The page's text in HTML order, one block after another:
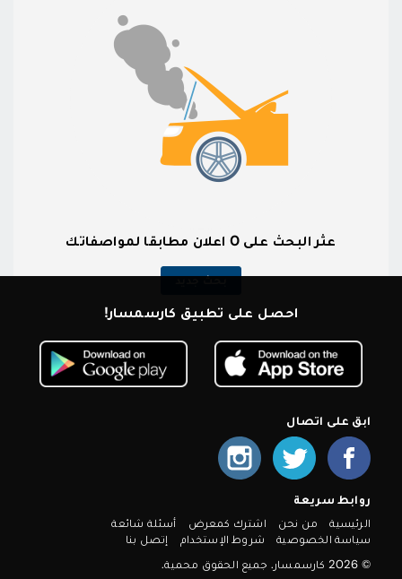
عثر البحث على 0 اعلان مطابقا لمواصفاتك
بحث جديد
احصل على تطبيق كارسمسار!
ابق على اتصال
روابط سريعة
الرئيسية من نحن اشترك كمعرض
أسئلة شائعة
سياسة الخصوصية
شروط الإستخدام
إتصل بنا
© 2026 كارسمسار. جميع الحقوق محمية.